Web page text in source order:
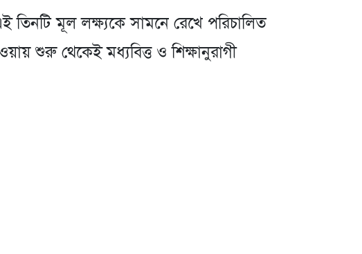
তিনটি মূল লক্ষ্যকে সামনে রেখে পরিচালিত
শুরু থেকেই মধ্যবিত্ত ও শিক্ষানুরাগী